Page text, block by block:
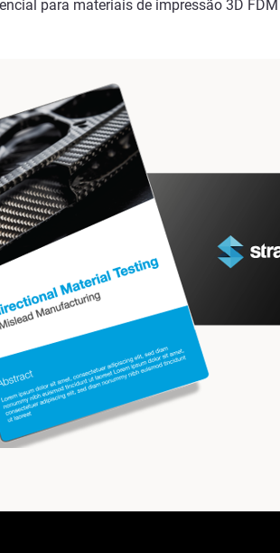
para materiais de impressão 3D FDM